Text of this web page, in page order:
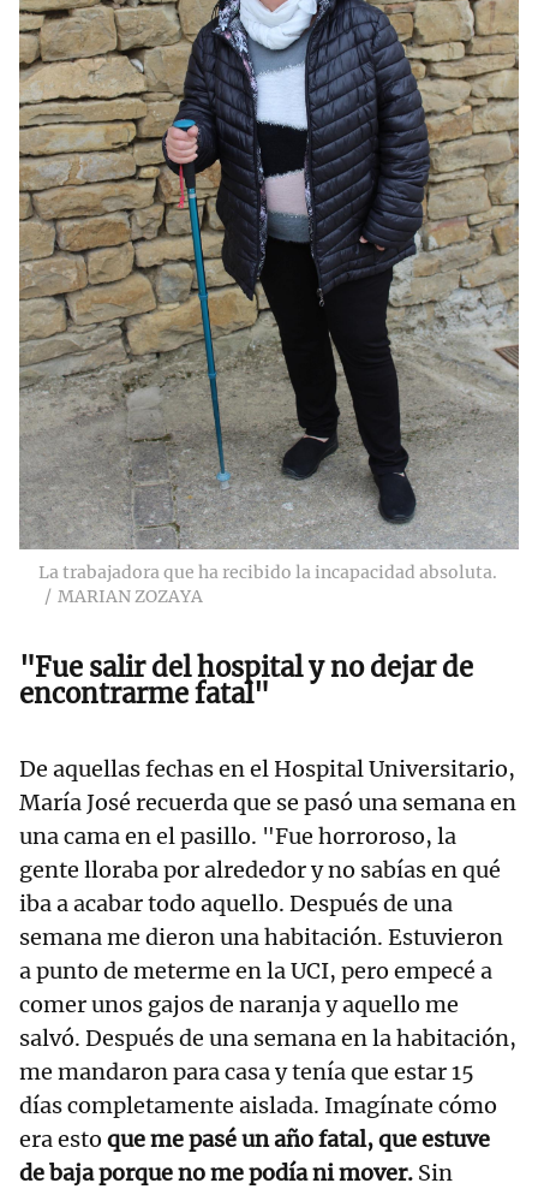
La trabajadora que ha recibido la incapacidad absoluta.
MARIAN ZOZAYA
"Fue salir del hospital y no dejar de
encontrarme fatal"
De aquellas fechas en el Hospital Universitario,
María José recuerda que se pasó una semana en
una cama en el pasillo. "Fue horroroso, la
gente lloraba por alrededor y no sabías en qué
iba a acabar todo aquello. Después de una
semana me dieron una habitación. Estuvieron
a punto de meterme en la UCI, pero empecé a
comer unos gajos de naranja y aquello me
salvó. Después de una semana en la habitación,
me mandaron para casa y tenía que estar 15
días completamente aislada. Imagínate cómo
era esto que me pasé un año fatal, que estuve
de baja porque no me podía ni mover. Sin